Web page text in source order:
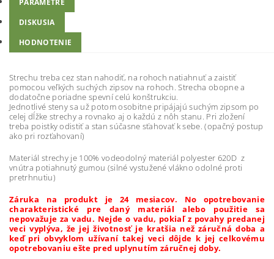
PARAMETRE
DISKUSIA
HODNOTENIE
Strechu treba cez stan nahodiť, na rohoch natiahnuť a zaistiť
pomocou veľkých suchých zipsov na rohoch. Strecha obopne a
dodatočne poriadne spevní celú konštrukciu.
Jednotlivé steny sa už potom osobitne pripájajú suchým zipsom po
celej dĺžke strechy a rovnako aj o každú z nôh stanu. Pri zložení
treba poistky odistiť a stan súčasne sťahovať k sebe. (opačný postup
ako pri rozťahovaní)
Materiál strechy je 100% vodeodolný materiál polyester 620D z
vnútra potiahnutý gumou (silné vystužené vlákno odolné proti
pretrhnutiu)
Záruka na produkt je 24 mesiacov. No opotrebovanie
charakteristické pre daný materiál alebo použitie sa
nepovažuje za vadu. Nejde o vadu, pokiaľ z povahy predanej
veci vyplýva, že jej životnosť je kratšia než záručná doba a
keď pri obvyklom užívaní takej veci dôjde k jej celkovému
opotrebovaniu ešte pred uplynutím záručnej doby.